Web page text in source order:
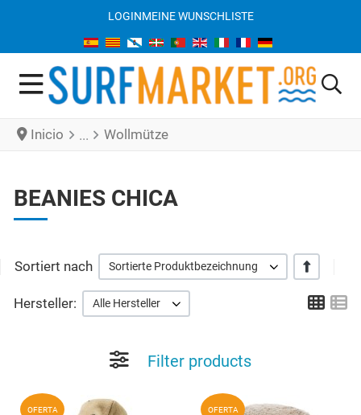
LOGINMEINE WUNSCHLISTE
Inicio Wollmütze
BEANIES CHICA
Sortiert nach Sortierte Produktbezeichnung +/-
Hersteller: Alle Hersteller Grid
Filter products
OFERTA Add to Wishlist
OFERTA